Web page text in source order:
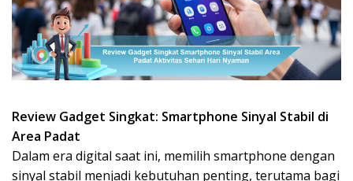
Review Gadget Singkat: Smartphone Sinyal Stabil di
Area Padat
Dalam era digital saat ini, memilih smartphone dengan
sinyal stabil menjadi kebutuhan penting, terutama bagi